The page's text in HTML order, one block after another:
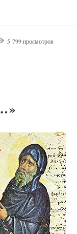
5 799 просмотров